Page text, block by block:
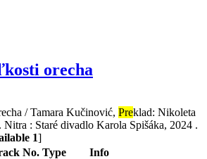
orecha
/ Tamara Kučinović, Preklad: Nikoleta
: Staré divadlo Karola Spišáka, 2024 .
1]
No. Type
Info